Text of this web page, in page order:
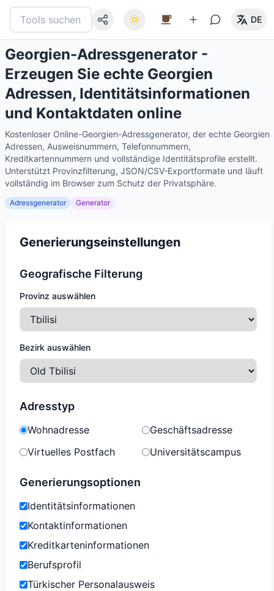
DE
Georgien-Adressgenerator -
Erzeugen Sie echte Georgien
Adressen, Identitätsinformationen
und Kontaktdaten online
Kostenloser Online-Georgien-Adressgenerator, der echte Georgien
Adressen, Ausweisnummern, Telefonnummern,
Kreditkartennummern und vollständige Identitätsprofile erstellt.
Unterstützt Provinzfilterung, JSON/CSV-Exportformate und läuft
vollständig im Browser zum Schutz der Privatsphäre.
Adressgenerator Generator
Generierungseinstellungen
Geografische Filterung
Provinz auswählen
Bezirk auswählen
Adresstyp
Wohnadresse
Geschäftsadresse
Virtuelles Postfach
Universitätscampus
Generierungsoptionen
Identitätsinformationen
Kontaktinformationen
Kreditkarteninformationen
Berufsprofil
Türkischer Personalausweis